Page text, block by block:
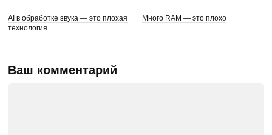
AI в обработке звука — это плохая
технология
Много RAM — это плохо
Ваш комментарий